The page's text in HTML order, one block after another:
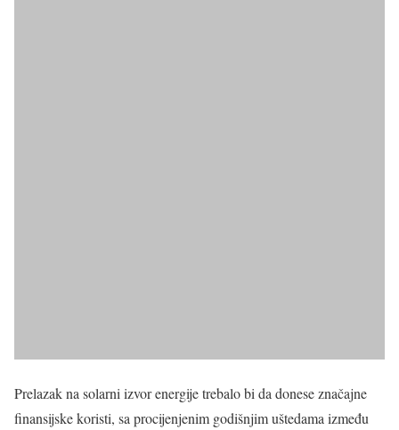
Prelazak na solarni izvor energije trebalo bi da donese značajne
finansijske koristi, sa procijenjenim godišnjim uštedama između